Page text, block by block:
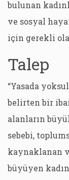
bulunan
ve sosyal
için gerekli
Talep
“Yasada
belirten bir
alanların
sebebi,
kaynaklanan
büyüyen